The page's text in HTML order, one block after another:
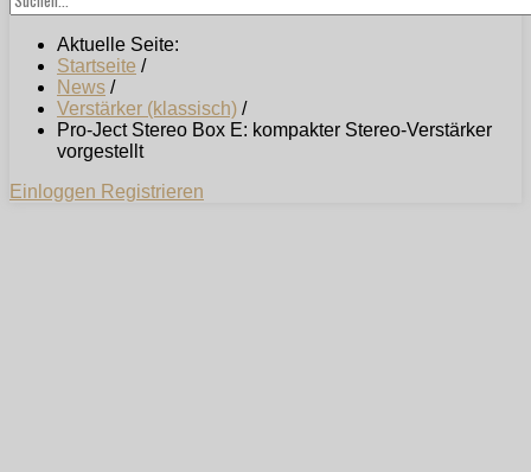
Aktuelle Seite:
Startseite /
News /
Verstärker (klassisch) /
Pro-Ject Stereo Box E: kompakter Stereo-Verstärker
vorgestellt
Einloggen Registrieren